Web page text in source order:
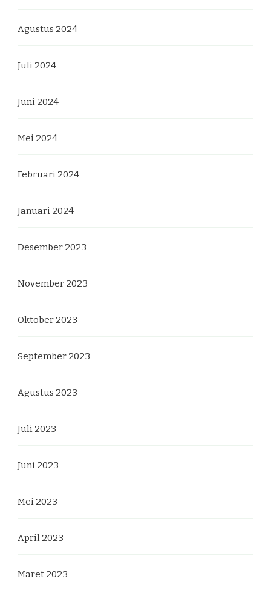
Agustus 2024
Juli 2024
Juni 2024
Mei 2024
Februari 2024
Januari 2024
Desember 2023
November 2023
Oktober 2023
September 2023
Agustus 2023
Juli 2023
Juni 2023
Mei 2023
April 2023
Maret 2023